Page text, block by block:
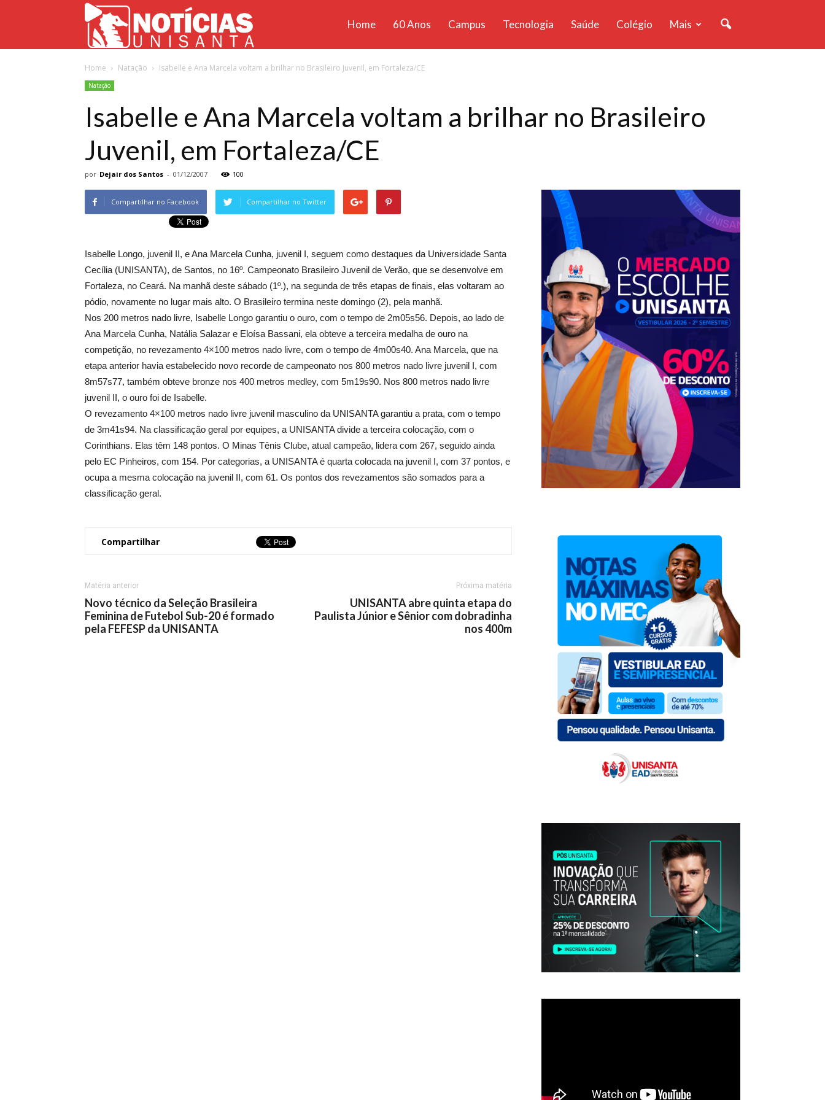
Unisanta
Home 60 Anos Campus Tecnologia Saúde Colégio Mais
Home Natação Isabelle e Ana Marcela voltam a brilhar no Brasileiro Juvenil, em Fortaleza/CE
Natação
Isabelle e Ana Marcela voltam a brilhar no Brasileiro
Juvenil, em Fortaleza/CE
por Dejair dos Santos - 01/12/2007 100
Compartilhar no Facebook Compartilhar no Twitter
Isabelle Longo, juvenil II, e Ana Marcela Cunha, juvenil I, seguem como destaques da Universidade Santa
Cecília (UNISANTA), de Santos, no 16º. Campeonato Brasileiro Juvenil de Verão, que se desenvolve em
Fortaleza, no Ceará. Na manhã deste sábado (1º.), na segunda de três etapas de finais, elas voltaram ao
pódio, novamente no lugar mais alto. O Brasileiro termina neste domingo (2), pela manhã.
Nos 200 metros nado livre, Isabelle Longo garantiu o ouro, com o tempo de 2m05s56. Depois, ao lado de
Ana Marcela Cunha, Natália Salazar e Eloísa Bassani, ela obteve a terceira medalha de ouro na
competição, no revezamento 4×100 metros nado livre, com o tempo de 4m00s40. Ana Marcela, que na
etapa anterior havia estabelecido novo recorde de campeonato nos 800 metros nado livre juvenil I, com
8m57s77, também obteve bronze nos 400 metros medley, com 5m19s90. Nos 800 metros nado livre
juvenil II, o ouro foi de Isabelle.
O revezamento 4×100 metros nado livre juvenil masculino da UNISANTA garantiu a prata, com o tempo
de 3m41s94. Na classificação geral por equipes, a UNISANTA divide a terceira colocação, com o
Corinthians. Elas têm 148 pontos. O Minas Tênis Clube, atual campeão, lidera com 267, seguido ainda
pelo EC Pinheiros, com 154. Por categorias, a UNISANTA é quarta colocada na juvenil I, com 37 pontos, e
ocupa a mesma colocação na juvenil II, com 61. Os pontos dos revezamentos são somados para a
classificação geral.
Compartilhar
Matéria anterior
Novo técnico da Seleção Brasileira
Feminina de Futebol Sub-20 é formado
pela FEFESP da UNISANTA
Próxima matéria
UNISANTA abre quinta etapa do
Paulista Júnior e Sênior com dobradinha
nos 400m